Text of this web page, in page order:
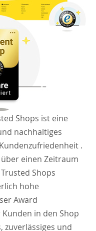
Shops ist eine
nachhaltiges
.
einen Zeitraum
Shops
hohe
Award
in den Shop
zuverlässiges und